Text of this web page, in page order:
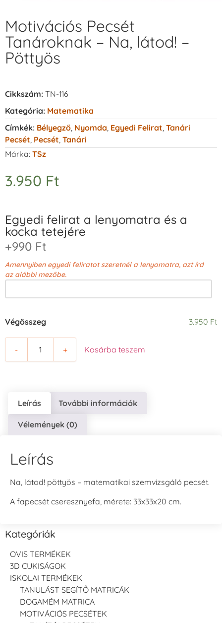
Motivációs Pecsét
Tanároknak – Na, látod! –
Pöttyös
Cikkszám: TN-116
Kategória: Matematika
Címkék: Bélyegző Nyomda Egyedi Felirat Tanári
Pecsét Pecsét Tanári
Márka: TSz
3.950 Ft
Egyedi felirat a lenyomatra és a
kocka tetejére
+990 Ft
Amennyiben egyedi feliratot szeretnél a lenyomatra, azt írd
az alábbi mezőbe.
Végösszeg 3.950 Ft
- + Kosárba teszem
Leírás További információk
Vélemények (0)
Leírás
Na, látod! pöttyös – matematikai szemvizsgáló pecsét.
A fapecsét cseresznyefa, mérete: 33x33x20 cm.
Kategóriák
OVIS TERMÉKEK
3D CUKISÁGOK
ISKOLAI TERMÉKEK
TANULÁST SEGÍTŐ MATRICÁK
DOGAMÉM MATRICA
MOTIVÁCIÓS PECSÉTEK